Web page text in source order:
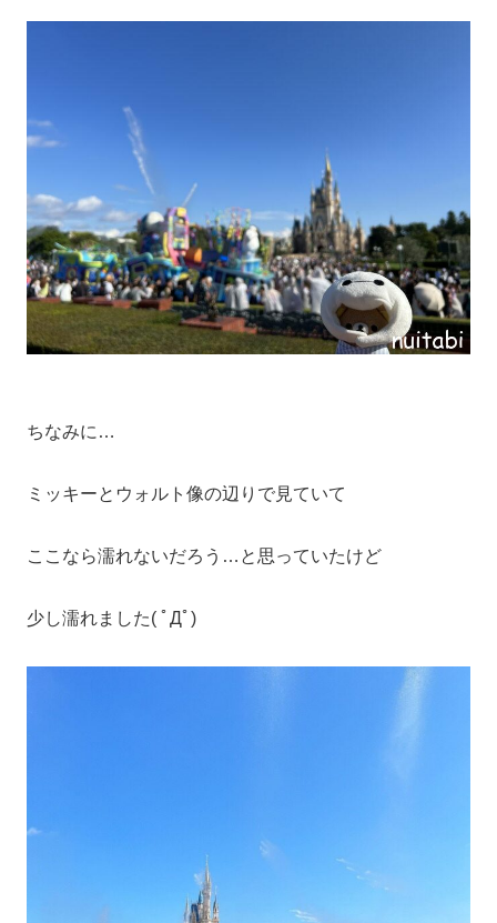
ちなみに…
ミッキーとウォルト像の辺りで見ていて
ここなら濡れないだろう…と思っていたけど
少し濡れました( ﾟДﾟ)